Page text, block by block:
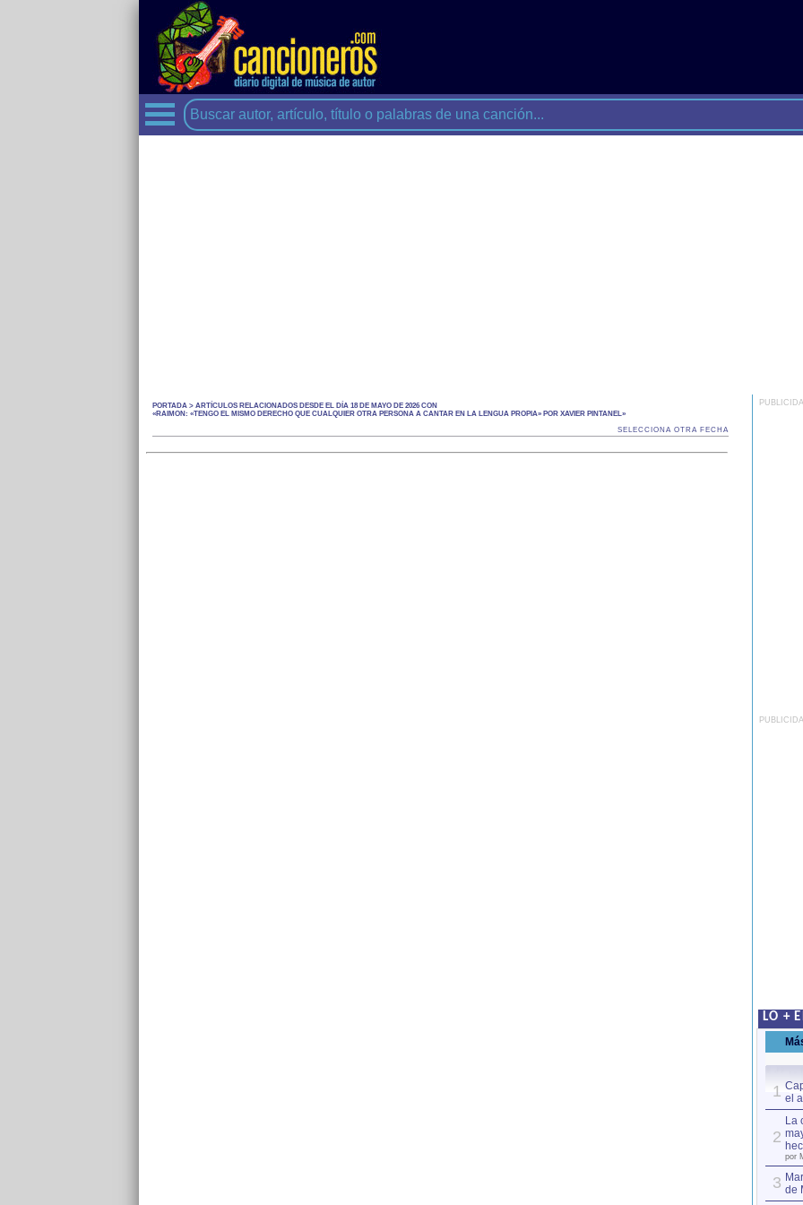
PORTADA > ARTÍCULOS RELACIONADOS DESDE EL DÍA 18 DE MAYO DE 2026 CON
«RAIMON: «TENGO EL MISMO DERECHO QUE CUALQUIER OTRA PERSONA A CANTAR EN LA LENGUA PROPIA» POR XAVIER PINTANEL»
SELECCIONA OTRA FECHA
LO +
1 el
2
La
por
3 de